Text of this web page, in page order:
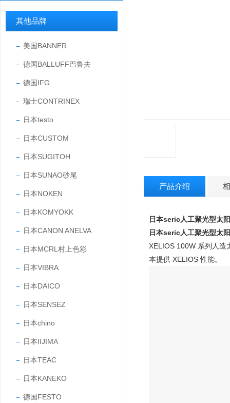
其他品牌
美国BANNER
德国BALLUFF巴鲁夫
德国IFG
瑞士CONTRINEX
日本testo
日本CUSTOM
日本SUGITOH
日本SUNAO砂尾
日本NOKEN
日本KOMYOKK
日本CANON ANELVA
日本MCRL村上色彩
日本VIBRA
日本DAICO
日本SENSEZ
日本chino
日本IIJIMA
日本TEAC
日本KANEKO
德国FESTO
产品介绍
日本seric人工聚光型太
日本seric人工聚光型太
XELIOS 100W 系列人造
本提供 XELIOS 性能。